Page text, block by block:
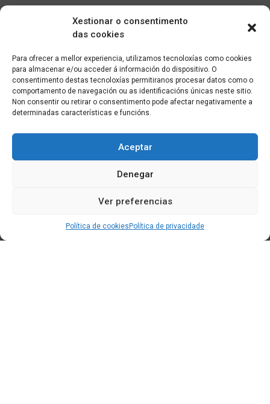
Xestionar o consentimento
das cookies
Para ofrecer a mellor experiencia, utilizamos tecnoloxías como cookies
para almacenar e/ou acceder á información do dispositivo. O
consentimento destas tecnoloxías permitiranos procesar datos como o
comportamento de navegación ou as identificacións únicas neste sitio.
Non consentir ou retirar o consentimento pode afectar negativamente a
determinadas características e funcións.
Aceptar
Denegar
Ver preferencias
Política de cookies Política de privacidade